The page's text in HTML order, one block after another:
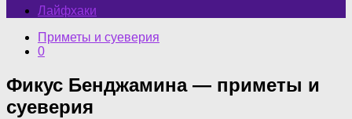
Лайфхаки
Приметы и суеверия
0
Фикус Бенджамина — приметы и
суеверия